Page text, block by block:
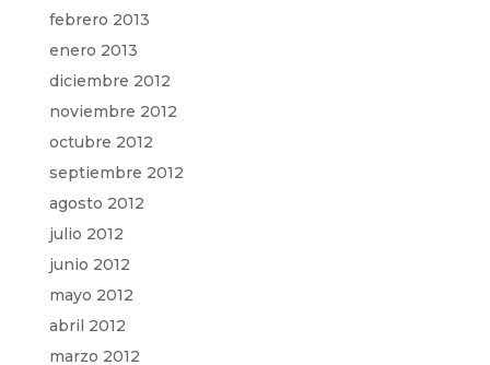
febrero 2013
enero 2013
diciembre 2012
noviembre 2012
octubre 2012
septiembre 2012
agosto 2012
julio 2012
junio 2012
mayo 2012
abril 2012
marzo 2012